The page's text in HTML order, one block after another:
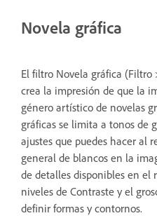
Novela gráfica
El filtro Novela gráfica (Filtro
crea la impresión de que la
género artístico de novelas
gráficas se limita a tonos de
ajustes que puedes hacer al
general de blancos en la
de detalles disponibles en el
niveles de Contraste y el
definir formas y contornos.